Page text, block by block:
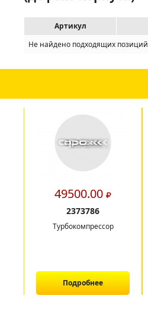
Артикул
Не найдено подходящих позиций
49500.00
2373786
Турбокомпрессор
Подробнее